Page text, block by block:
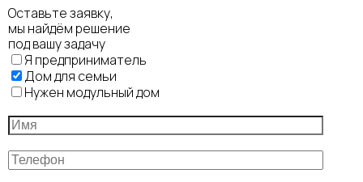
Оставьте заявку,
мы найдём решение
под вашу задачу
Я предприниматель
Дом для семьи
Нужен модульный дом